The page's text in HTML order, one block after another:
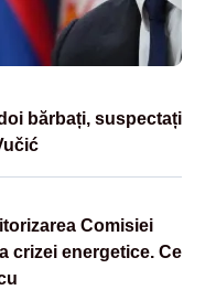
bărbați, suspectați
Comisiei
crizei energetice. Ce